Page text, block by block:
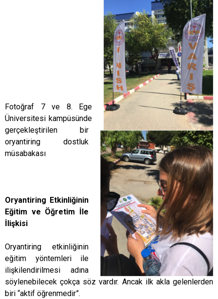
Fotoğraf 7 ve 8. Ege
Üniversitesi kampüsünde
gerçekleştirilen bir
oryantiring dostluk
müsabakası
Oryantiring Etkinliğinin
Eğitim ve Öğretim İle
İlişkisi
Oryantiring etkinliğinin
eğitim yöntemleri ile
ilişkilendirilmesi adına
söylenebilecek çokça söz vardır. Ancak ilk akla gelenlerden
biri “aktif öğrenmedir”.